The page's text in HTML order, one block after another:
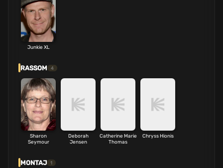
Junkie XL
RASSOM 4
Sharon
Seymour
Deborah
Jensen
Catherine Marie
Thomas
Chryss Hionis
MONTAJ 1